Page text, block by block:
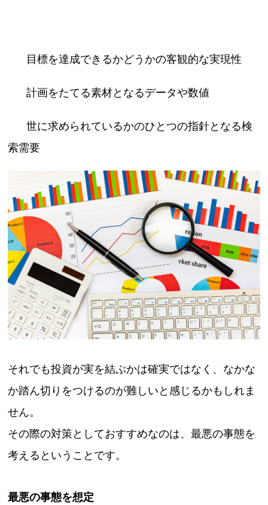
目標を達成できるかどうかの客観的な実現性
計画をたてる素材となるデータや数値
世に求められているかのひとつの指針となる検
索需要
それでも投資が実を結ぶかは確実ではなく、なかな
か踏ん切りをつけるのが難しいと感じるかもしれま
せん。
その際の対策としておすすめなのは、最悪の事態を
考えるということです。
最悪の事態を想定